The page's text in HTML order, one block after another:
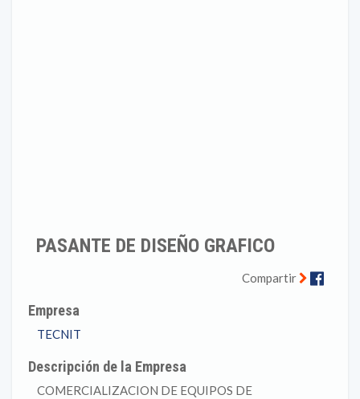
PASANTE DE DISEÑO GRAFICO
Compartir
Empresa
TECNIT
Descripción de la Empresa
COMERCIALIZACION DE EQUIPOS DE